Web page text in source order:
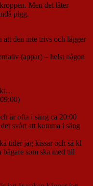
Men det låter
pigg.
att den inte trivs och lägger
(appar) – helst någon
är ofta i säng ca 20:00
svårt att komma i säng
tider jag kissar och så kl
som ska med till